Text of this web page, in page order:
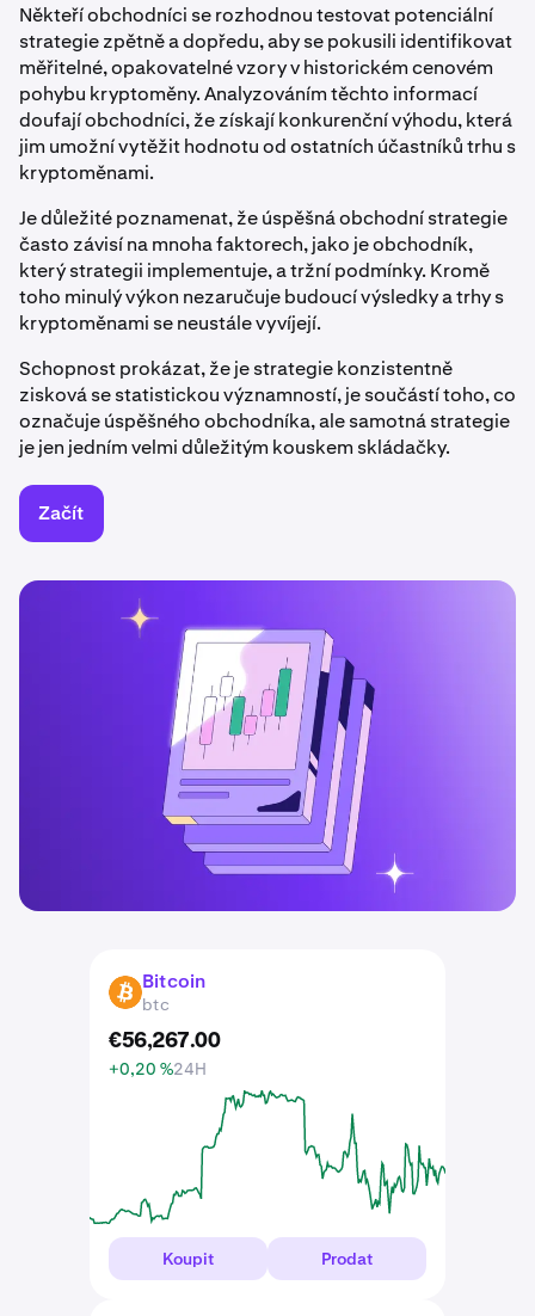
Někteří obchodníci se rozhodnou testovat potenciální
strategie zpětně a dopředu, aby se pokusili identifikovat
měřitelné, opakovatelné vzory v historickém cenovém
pohybu kryptoměny. Analyzováním těchto informací
doufají obchodníci, že získají konkurenční výhodu, která
jim umožní vytěžit hodnotu od ostatních účastníků trhu s
kryptoměnami.
Je důležité poznamenat, že úspěšná obchodní strategie
často závisí na mnoha faktorech, jako je obchodník,
který strategii implementuje, a tržní podmínky. Kromě
toho minulý výkon nezaručuje budoucí výsledky a trhy s
kryptoměnami se neustále vyvíjejí.
Schopnost prokázat, že je strategie konzistentně
zisková se statistickou významností, je součástí toho, co
označuje úspěšného obchodníka, ale samotná strategie
je jen jedním velmi důležitým kouskem skládačky.
Začít
BTC Bitcoin
btc
€56,267.00
+0,20 %24H
Koupit Prodat